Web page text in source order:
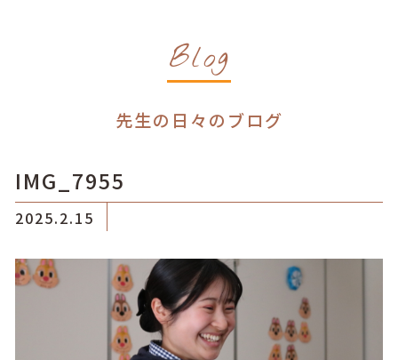
Blog
先生の日々のブログ
IMG_7955
2025.2.15